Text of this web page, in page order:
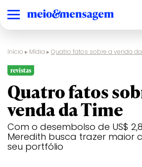
Início ▸ Mídia ▸Quatro fatos sobre a venda
revistas
Quatro fatos
venda da Time
Com o desembolso de US$
Meredith busca trazer maior
seu portfólio